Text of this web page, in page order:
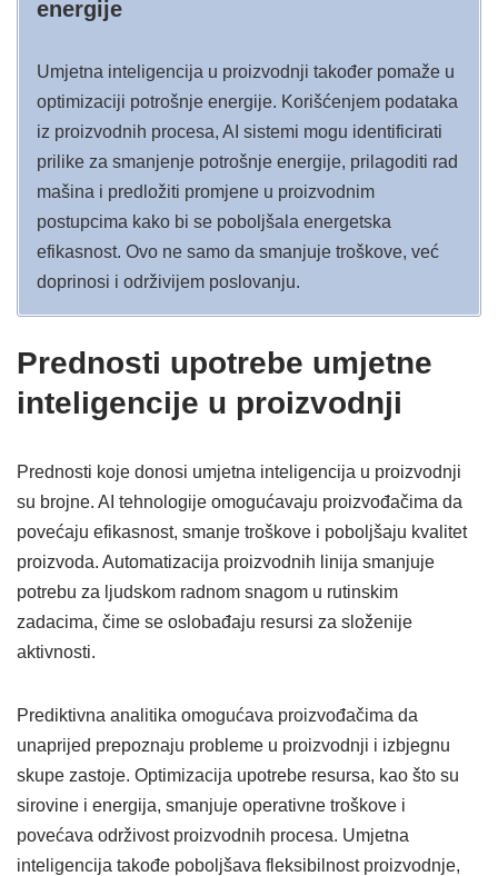
energije
Umjetna inteligencija u proizvodnji također pomaže u
optimizaciji potrošnje energije. Korišćenjem podataka
iz proizvodnih procesa, AI sistemi mogu identificirati
prilike za smanjenje potrošnje energije, prilagoditi rad
mašina i predložiti promjene u proizvodnim
postupcima kako bi se poboljšala energetska
efikasnost. Ovo ne samo da smanjuje troškove, već
doprinosi i održivijem poslovanju.
Prednosti upotrebe umjetne
inteligencije u proizvodnji
Prednosti koje donosi umjetna inteligencija u proizvodnji
su brojne. AI tehnologije omogućavaju proizvođačima da
povećaju efikasnost, smanje troškove i poboljšaju kvalitet
proizvoda. Automatizacija proizvodnih linija smanjuje
potrebu za ljudskom radnom snagom u rutinskim
zadacima, čime se oslobađaju resursi za složenije
aktivnosti.
Prediktivna analitika omogućava proizvođačima da
unaprijed prepoznaju probleme u proizvodnji i izbjegnu
skupe zastoje. Optimizacija upotrebe resursa, kao što su
sirovine i energija, smanjuje operativne troškove i
povećava održivost proizvodnih procesa. Umjetna
inteligencija takođe poboljšava fleksibilnost proizvodnje,